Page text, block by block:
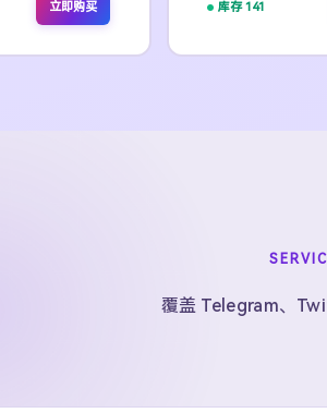
立即购买 库存 141
覆盖 Telegram、